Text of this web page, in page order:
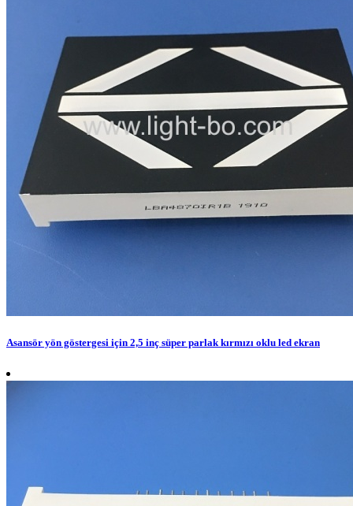
Asansör yön göstergesi için 2,5 inç süper parlak kırmızı oklu led ekran